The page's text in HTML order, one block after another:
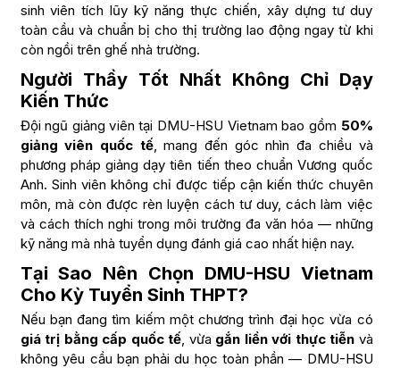
sinh viên tích lũy kỹ năng thực chiến, xây dựng tư duy
toàn cầu và chuẩn bị cho thị trường lao động ngay từ khi
còn ngồi trên ghế nhà trường.
Người Thầy Tốt Nhất Không Chỉ Dạy
Kiến Thức
Đội ngũ giảng viên tại DMU-HSU Vietnam bao gồm 50%
giảng viên quốc tế, mang đến góc nhìn đa chiều và
phương pháp giảng dạy tiên tiến theo chuẩn Vương quốc
Anh. Sinh viên không chỉ được tiếp cận kiến thức chuyên
môn, mà còn được rèn luyện cách tư duy, cách làm việc
và cách thích nghi trong môi trường đa văn hóa — những
kỹ năng mà nhà tuyển dụng đánh giá cao nhất hiện nay.
Tại Sao Nên Chọn DMU-HSU Vietnam
Cho Kỳ Tuyển Sinh THPT?
Nếu bạn đang tìm kiếm một chương trình đại học vừa có
giá trị bằng cấp quốc tế , vừa gắn liền với thực tiễn và
không yêu cầu bạn phải du học toàn phần — DMU-HSU